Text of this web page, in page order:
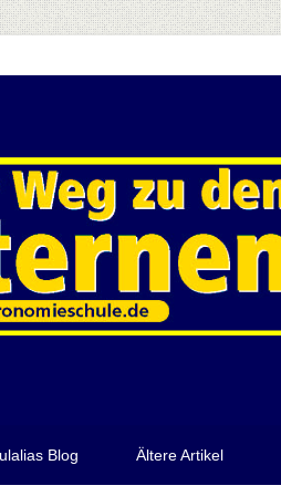
Blog Ältere Artikel